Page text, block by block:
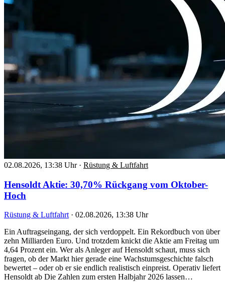
02.08.2026, 13:38 Uhr · Rüstung & Luftfahrt
Hensoldt Aktie: 30,70% Rückgang vom Oktober-
Hoch
Rüstung & Luftfahrt · 02.08.2026, 13:38 Uhr
Ein Auftragseingang, der sich verdoppelt. Ein Rekordbuch von über
zehn Milliarden Euro. Und trotzdem knickt die Aktie am Freitag um
4,64 Prozent ein. Wer als Anleger auf Hensoldt schaut, muss sich
fragen, ob der Markt hier gerade eine Wachstumsgeschichte falsch
bewertet – oder ob er sie endlich realistisch einpreist. Operativ liefert
Hensoldt ab Die Zahlen zum ersten Halbjahr 2026 lassen…